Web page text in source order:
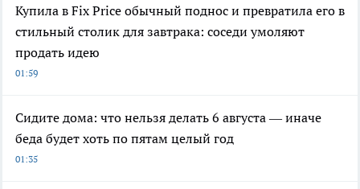
Купила в Fix Price обычный поднос и превратила его в
стильный столик для завтрака: соседи умоляют
продать идею
01:59
Сидите дома: что нельзя делать 6 августа — иначе
беда будет хоть по пятам целый год
01:35